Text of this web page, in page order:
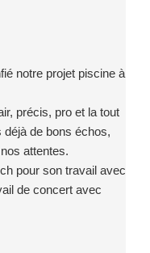
notre projet piscine à
précis, pro et la tout
de bons échos,
attentes.
pour son travail avec
de concert avec